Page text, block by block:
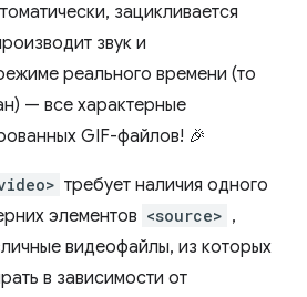
зацикливается
звук и
реального времени (то
— все характерные
GIF-файлов! 🎉
требует наличия одного
элементов <source> ,
видеофайлы, из которых
в зависимости от